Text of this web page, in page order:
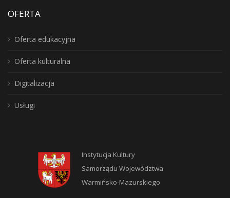
OFERTA
Oferta edukacyjna
Oferta kulturalna
Digitalizacja
Usługi
Instytucja Kultury
Samorządu Województwa
Warmińsko-Mazurskiego